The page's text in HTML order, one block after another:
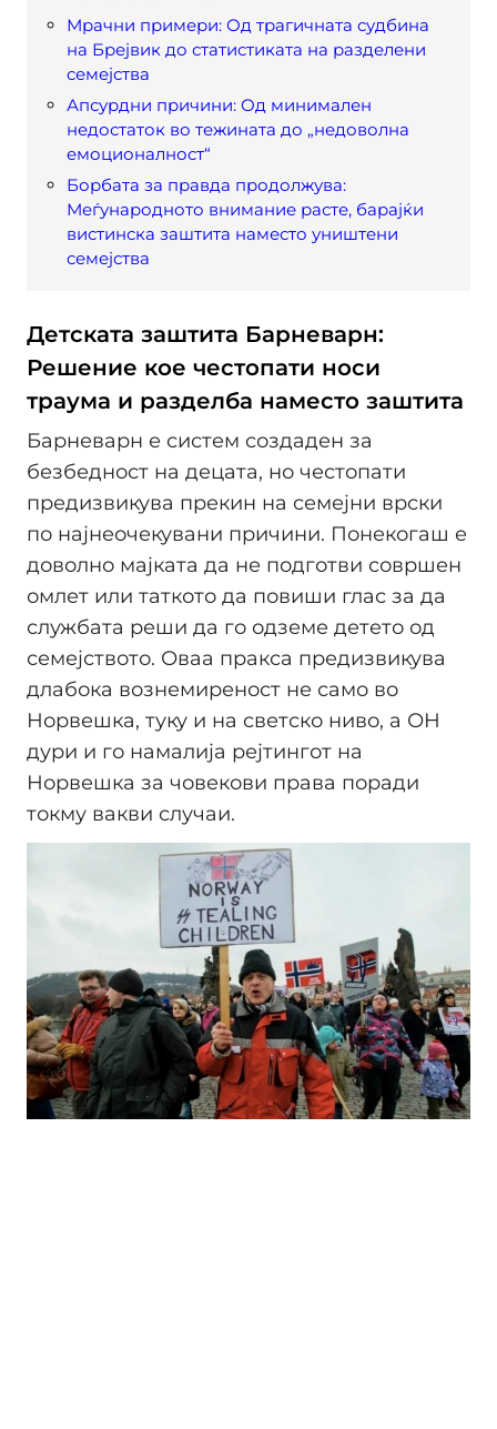
Мрачни примери: Од трагичната судбина
на Брејвик до статистиката на разделени
семејства
Апсурдни причини: Од минимален
недостаток во тежината до „недоволна
емоционалност“
Борбата за правда продолжува:
Меѓународното внимание расте, барајќи
вистинска заштита наместо уништени
семејства
Детската заштита Барневарн:
Решение кое честопати носи
траума и разделба наместо заштита
Барневарн е систем создаден за
безбедност на децата, но честопати
предизвикува прекин на семејни врски
по најнеочекувани причини. Понекогаш е
доволно мајката да не подготви совршен
омлет или таткото да повиши глас за да
службата реши да го одземе детето од
семејството. Оваа пракса предизвикува
длабока вознемиреност не само во
Норвешка, туку и на светско ниво, а ОН
дури и го намалија рејтингот на
Норвешка за човекови права поради
токму вакви случаи.